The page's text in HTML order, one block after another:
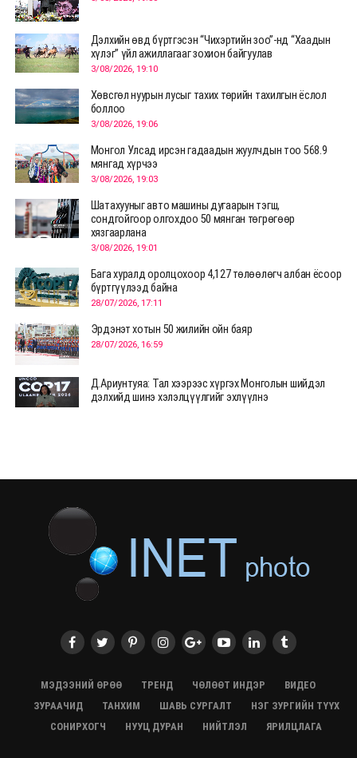
Дэлхийн өвд бүртгэсэн “Чихэртийн зоо”-нд “Хаадын
хүлэг” үйл ажиллагааг зохион байгуулав
3/08/2026, 19:10
Хөвсгөл нуурын лусыг тахих төрийн тахилгын ёслол
боллоо
3/08/2026, 19:06
Монгол Улсад ирсэн гадаадын жуулчдын тоо 568.9
мянгад хүрчээ
3/08/2026, 19:03
Шатахууныг авто машины дугаарын тэгш,
сондгойгоор олгохдоо 50 мянган төгрөгөөр
хязгаарлана
3/08/2026, 19:01
Бага хуралд оролцохоор 4,127 төлөөлөгч албан ёсоор
бүртгүүлээд байна
28/07/2026, 17:11
Эрдэнэт хотын 50 жилийн ойн баяр
28/07/2026, 16:59
Д.Ариунтуяа: Тал хээрээс хүргэх Монголын шийдэл
дэлхийд шинэ хэлэлцүүлгийг эхлүүлнэ
28/07/2026, 12:04
ХӨВСГӨЛ Нутгийн зөвлөлөөс МУАЖ Д.Цэрэндарьзавт
2 өрөө байр олгоно
20/07/2026, 19:22
20/07/2026, 19:21
хийхээр хүрэлцэн ирлээ
Испанийн шигшээ баг ДАШТ-д хоёр дахь удаагаа
МЭДЭЭНИЙ ӨРӨӨ ТРЕНД ЧӨЛӨӨТ ИНДЭР
ВИДЕО
ЗУРААЧИД
ТАНХИМ ШАВЬ СУРГАЛТ
НЭГ ЗУРГИЙН ТҮҮХ
СОНИРХОГЧ
НУУЦ ДУРАН НИЙТЛЭЛ ЯРИЛЦЛАГА